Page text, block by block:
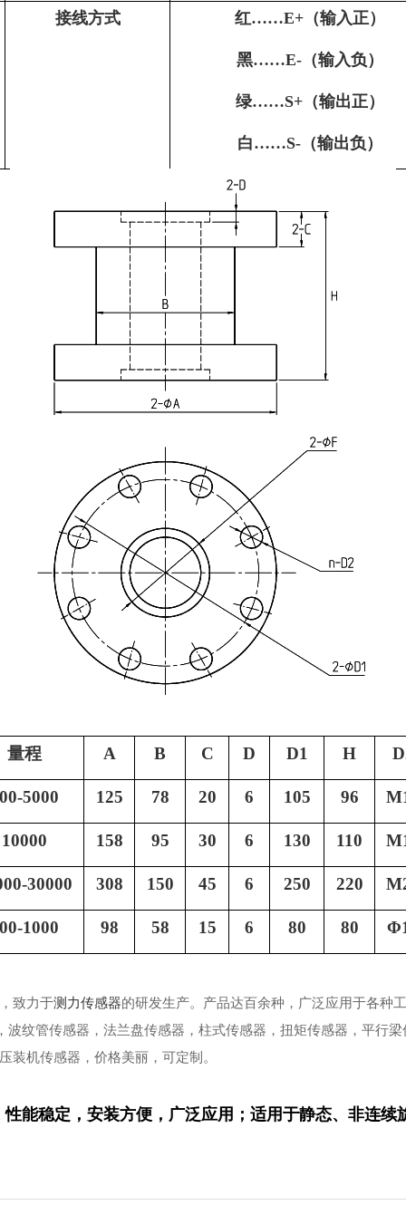
接线方式 红……E+（输入正）
黑……E-（输入负）
绿……S+（输出正）
白……S-（输出负）
量程 A B C D D1 H
5000 125 78 20 6 105 96
10000 158 95 30 6 130 110
30000 308 150 45 6 250 220
1000 98 58 15 6 80 80
致力于测力传感器的研发生产。产品达百余种，广泛应用于各种
纹管传感器，法兰盘传感器，柱式传感器，扭矩传感器，平行
装机传感器，价格美丽，可定制。
性能稳定，安装方便，广泛应用；适用于静态、非连续